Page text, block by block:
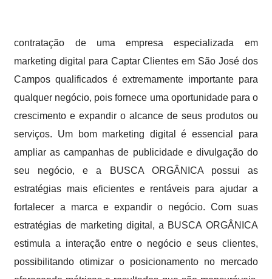
contratação de uma empresa especializada em
marketing digital para Captar Clientes em São José dos
Campos qualificados é extremamente importante para
qualquer negócio, pois fornece uma oportunidade para o
crescimento e expandir o alcance de seus produtos ou
serviços. Um bom marketing digital é essencial para
ampliar as campanhas de publicidade e divulgação do
seu negócio, e a BUSCA ORGÂNICA possui as
estratégias mais eficientes e rentáveis para ajudar a
fortalecer a marca e expandir o negócio. Com suas
estratégias de marketing digital, a BUSCA ORGÂNICA
estimula a interação entre o negócio e seus clientes,
possibilitando otimizar o posicionamento no mercado